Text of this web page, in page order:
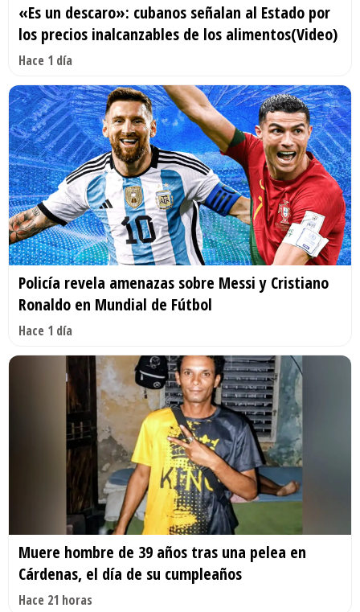
«Es un descaro»: cubanos señalan al Estado por
los precios inalcanzables de los alimentos(Video)
Hace 1 día
Policía revela amenazas sobre Messi y Cristiano
Ronaldo en Mundial de Fútbol
Hace 1 día
Muere hombre de 39 años tras una pelea en
Cárdenas, el día de su cumpleaños
Hace 21 horas